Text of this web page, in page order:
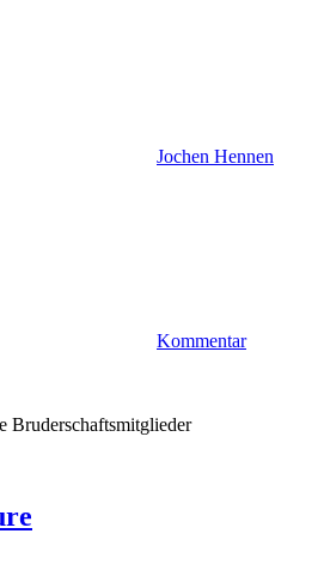
Jochen Hennen
Kommentar
Bruderschaftsmitglieder